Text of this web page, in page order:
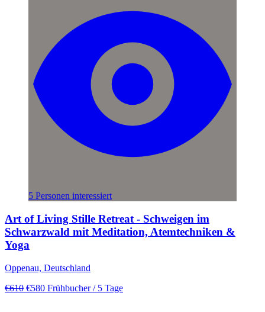
5 Personen interessiert
Art of Living Stille Retreat - Schweigen im
Schwarzwald mit Meditation, Atemtechniken &
Yoga
Oppenau, Deutschland
€610 €580 Frühbucher / 5 Tage